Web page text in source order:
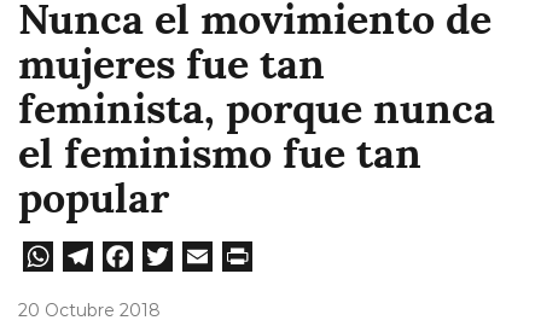
Nunca el movimiento de
mujeres fue tan
feminista, porque nunca
el feminismo fue tan
popular
W
Te
Fa
20 Octubre 2018